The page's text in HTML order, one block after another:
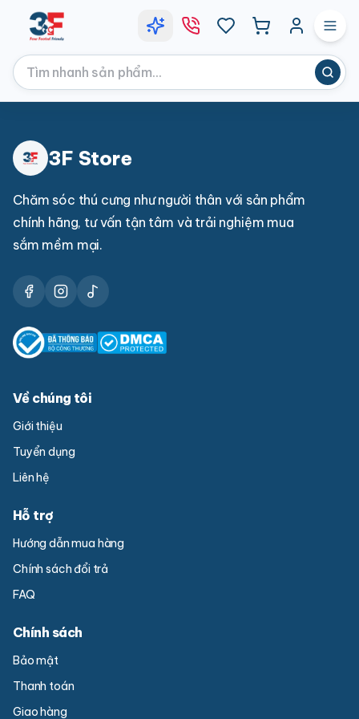
3F Store
Chăm sóc thú cưng như người thân với sản phẩm
chính hãng, tư vấn tận tâm và trải nghiệm mua
sắm mềm mại.
Về chúng tôi
Giới thiệu
Tuyển dụng
Liên hệ
Hỗ trợ
Hướng dẫn mua hàng
Chính sách đổi trả
FAQ
Chính sách
Bảo mật
Thanh toán
Giao hàng